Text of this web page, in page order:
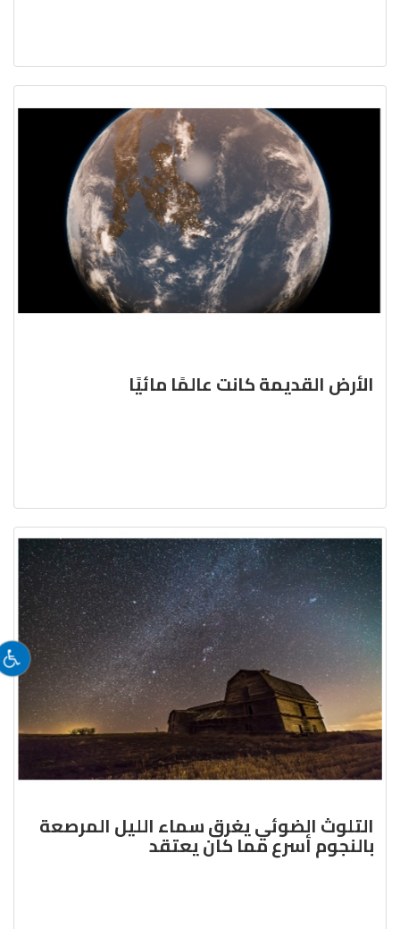
الأرض القديمة كانت عالمًا مائيًا
التلوث الضوئي يغرق سماء الليل المرصعة
بالنجوم أسرع مما كان يعتقد